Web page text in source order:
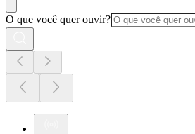
O que você quer ouvir?